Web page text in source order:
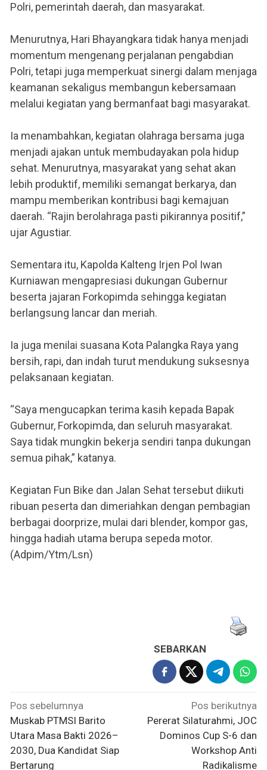
Polri, pemerintah daerah, dan masyarakat.
Menurutnya, Hari Bhayangkara tidak hanya menjadi
momentum mengenang perjalanan pengabdian
Polri, tetapi juga memperkuat sinergi dalam menjaga
keamanan sekaligus membangun kebersamaan
melalui kegiatan yang bermanfaat bagi masyarakat.
Ia menambahkan, kegiatan olahraga bersama juga
menjadi ajakan untuk membudayakan pola hidup
sehat. Menurutnya, masyarakat yang sehat akan
lebih produktif, memiliki semangat berkarya, dan
mampu memberikan kontribusi bagi kemajuan
daerah. “Rajin berolahraga pasti pikirannya positif,”
ujar Agustiar.
Sementara itu, Kapolda Kalteng Irjen Pol Iwan
Kurniawan mengapresiasi dukungan Gubernur
beserta jajaran Forkopimda sehingga kegiatan
berlangsung lancar dan meriah.
Ia juga menilai suasana Kota Palangka Raya yang
bersih, rapi, dan indah turut mendukung suksesnya
pelaksanaan kegiatan.
“Saya mengucapkan terima kasih kepada Bapak
Gubernur, Forkopimda, dan seluruh masyarakat.
Saya tidak mungkin bekerja sendiri tanpa dukungan
semua pihak,” katanya.
Kegiatan Fun Bike dan Jalan Sehat tersebut diikuti
ribuan peserta dan dimeriahkan dengan pembagian
berbagai doorprize, mulai dari blender, kompor gas,
hingga hadiah utama berupa sepeda motor.
(Adpim/Ytm/Lsn)
SEBARKAN
Navigasi
pos
Pos sebelumnya
Muskab PTMSI Barito
Utara Masa Bakti 2026–
2030, Dua Kandidat Siap
Bertarung
Pos berikutnya
Pererat Silaturahmi, JOC
Dominos Cup S-6 dan
Workshop Anti
Radikalisme